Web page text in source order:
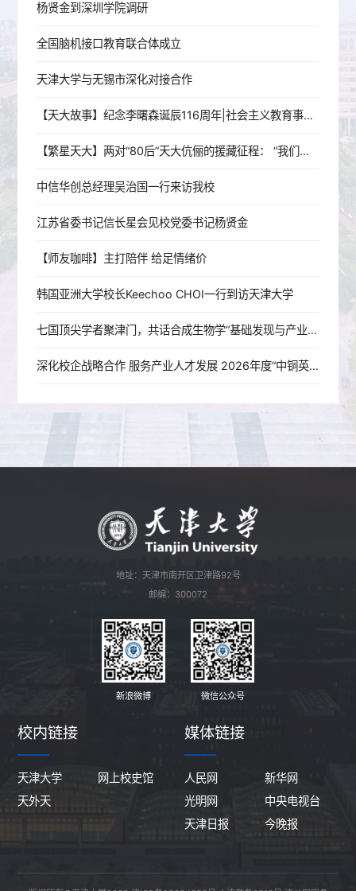
杨贤金到深圳学院调研
全国脑机接口教育联合体成立
天津大学与无锡市深化对接合作
【天大故事】纪念李曙森诞辰116周年|社会主义教育事业的忠诚奠基人
【繁星天大】两对“80后”天大伉俪的援藏征程： “我们没有辜负母校，对得起天大人的身份”
中信华创总经理吴治国一行来访我校
江苏省委书记信长星会见校党委书记杨贤金
【师友咖啡】主打陪伴 给足情绪价
韩国亚洲大学校长Keechoo CHOI一行到访天津大学
七国顶尖学者聚津门，共话合成生物学“基础发现与产业加速”——2026年第二届化学与合成生物学国际研讨会在天津大学举行
深化校企战略合作 服务产业人才发展 2026年度“中铜英才”培训班在天津大学举办
地址：天津市南开区卫津路92号
邮编：300072
新浪微博 微信公众号
校内链接
天津大学
网上校史馆
天外天
媒体链接
人民网
新华网
光明网
中央电视台
天津日报
今晚报